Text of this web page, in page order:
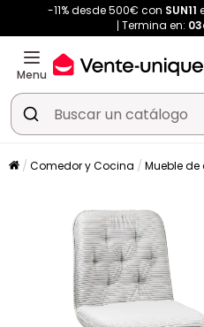
-11% desde 500€ con SUN11
Termina en:
Menu
Comedor y Cocina Mueble